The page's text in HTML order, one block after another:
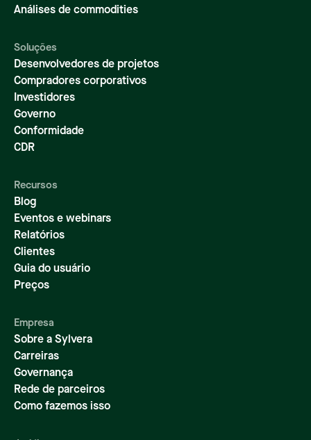
Análises de commodities
Soluções
Desenvolvedores de projetos
Compradores corporativos
Investidores
Governo
Conformidade
CDR
Recursos
Blog
Eventos e webinars
Relatórios
Clientes
Guia do usuário
Preços
Empresa
Sobre a Sylvera
Carreiras
Governança
Rede de parceiros
Como fazemos isso